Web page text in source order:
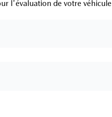
de votre véhicule